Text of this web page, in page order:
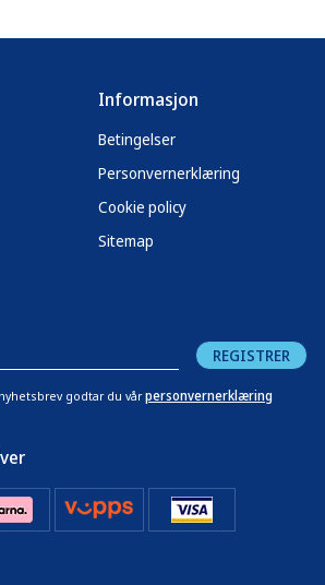
Informasjon
Betingelser
Personvernerklæring
Cookie policy
Sitemap
REGISTRER
godtar du vår personvernerklæring